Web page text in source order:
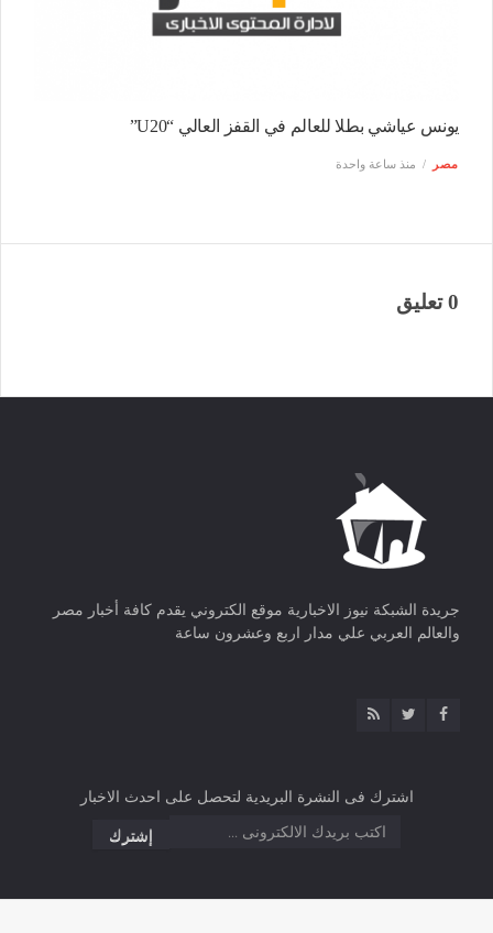
يونس عياشي بطلا للعالم في القفز العالي “U20”
مصر منذ ساعة واحدة
0 تعليق
جريدة الشبكة نيوز الاخبارية موقع الكتروني يقدم كافة أخبار مصر
والعالم العربي علي مدار اربع وعشرون ساعة
اشترك فى النشرة البريدية لتحصل على احدث الاخبار